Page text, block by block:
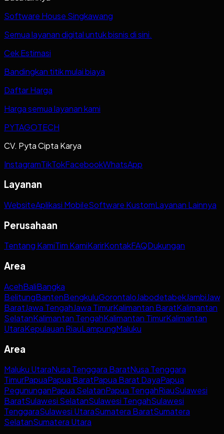
Software House Singkawang
Semua layanan digital untuk bisnis di sini.
Cek Estimasi
Bandingkan titik mulai biaya
Daftar Harga
Harga semua layanan kami
PYTAGOTECH
CV. Pyta Cipta Karya
InstagramTikTokFacebookWhatsApp
Layanan
WebsiteAplikasi MobileSoftware KustomLayanan Lainnya
Perusahaan
Tentang KamiTim KamiKarirKontakFAQDukungan
Area
AcehBaliBangka
BelitungBantenBengkuluGorontaloJabodetabekJambi
BaratJawa TengahJawa TimurKalimantan BaratKalimantan
SelatanKalimantan TengahKalimantan TimurKalimantan
UtaraKepulauan RiauLampungMaluku
Area
Maluku UtaraNusa Tenggara BaratNusa Tenggara
TimurPapuaPapua BaratPapua Barat DayaPapua
PegununganPapua SelatanPapua TengahRiauSulawesi
BaratSulawesi SelatanSulawesi TengahSulawesi
TenggaraSulawesi UtaraSumatera BaratSumatera
SelatanSumatera Utara